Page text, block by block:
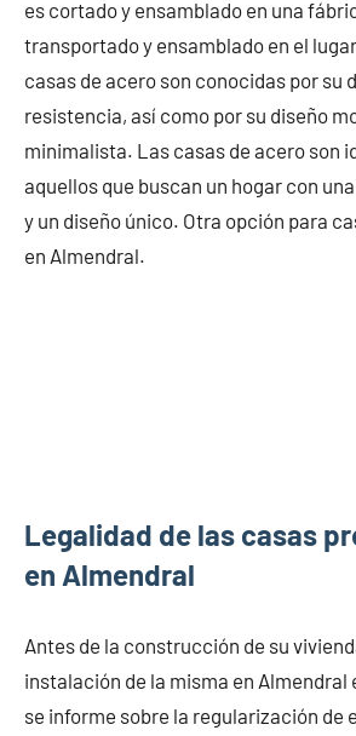
es cortado y ensamblado en una
transportado y ensamblado en el
casas de acero son conocidas por su
resistencia, así como por su diseño
minimalista. Las casas de acero son
aquellos que buscan un hogar con
y un diseño único. Otra opción para
en Almendral.
Legalidad de las casas
en Almendral
Antes de la construcción de su
instalación de la misma en Almendral
se informe sobre la regularización de